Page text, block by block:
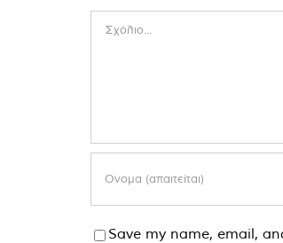
Save my name, email,